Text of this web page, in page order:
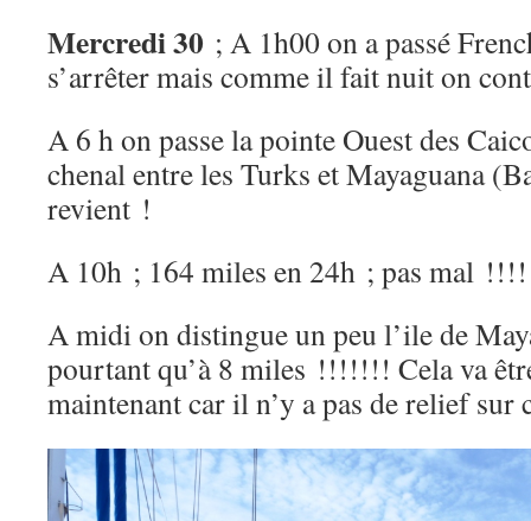
Mercredi 30 ; A 1h00 on a passé
s’arrêter mais comme il fait nuit on
A 6 h on passe la pointe Ouest des
chenal entre les Turks et Mayaguana
revient !
A 10h ; 164 miles en 24h ; pas mal
A midi on distingue un peu l’ile de
pourtant qu’à 8 miles !!!!!!! Cela va
maintenant car il n’y a pas de relief sur